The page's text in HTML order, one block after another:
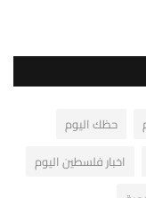
حظك اليوم
اخبار فلسطين اليوم